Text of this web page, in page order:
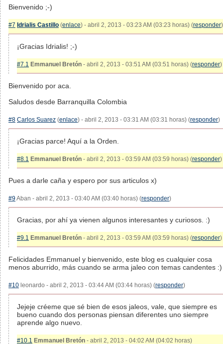
Bienvenido ;-)
#7 Idrialis Castillo (enlace) - abril 2, 2013 - 03:23 AM (03:23 horas) (responder)
¡Gracias Idrialis! ;-)
#7.1 Emmanuel Bretón - abril 2, 2013 - 03:51 AM (03:51 horas) (responder)
Bienvenido por aca.
Saludos desde Barranquilla Colombia
#8 Carlos Suarez (enlace) - abril 2, 2013 - 03:31 AM (03:31 horas) (responder)
¡Gracias parce! Aquí a la Orden.
#8.1 Emmanuel Bretón - abril 2, 2013 - 03:59 AM (03:59 horas) (responder)
Pues a darle caña y espero por sus articulos x)
#9Aban - abril 2, 2013 - 03:40 AM (03:40 horas) (responder)
Gracias, por ahí ya vienen algunos interesantes y curiosos. :)
#9.1 Emmanuel Bretón - abril 2, 2013 - 03:59 AM (03:59 horas) (responder)
Felicidades Emmanuel y bienvenido, este blog es cualquier cosa
menos aburrido, más cuando se arma jaleo con temas candentes :)
#10 leonardo - abril 2, 2013 - 03:44 AM (03:44 horas) (responder)
Jejeje créeme que sé bien de esos jaleos, vale, que siempre es
bueno cuando dos personas piensan diferentes uno siempre
aprende algo nuevo.
#10.1 Emmanuel Bretón - abril 2, 2013 - 04:02 AM (04:02 horas)